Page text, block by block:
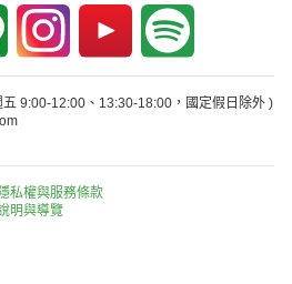
五 9:00-12:00、13:30-18:00，國定假日除外 )
隱私權與服務條款
明與導覽